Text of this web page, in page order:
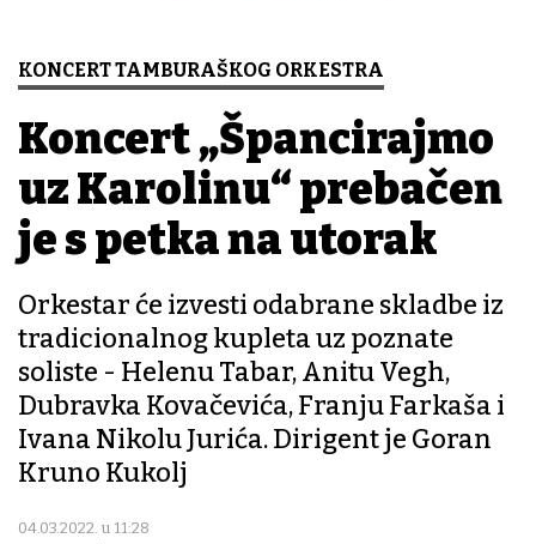
KONCERT TAMBURAŠKOG ORKESTRA
Koncert „Špancirajmo
uz Karolinu“ prebačen
je s petka na utorak
Orkestar će izvesti odabrane skladbe iz
tradicionalnog kupleta uz poznate
soliste - Helenu Tabar, Anitu Vegh,
Dubravka Kovačevića, Franju Farkaša i
Ivana Nikolu Jurića. Dirigent je Goran
Kruno Kukolj
04.03.2022. u 11:28